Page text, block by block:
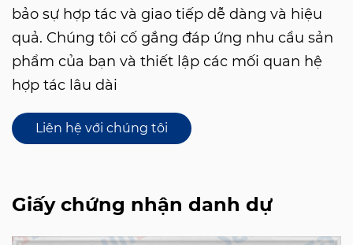
bảo sự hợp tác và giao tiếp dễ dàng và hiệu
quả. Chúng tôi cố gắng đáp ứng nhu cầu sản
phẩm của bạn và thiết lập các mối quan hệ
hợp tác lâu dài
Liên hệ với chúng tôi
Giấy chứng nhận danh dự